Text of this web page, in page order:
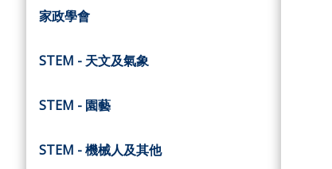
家政學會
STEM - 天文及氣象
STEM - 園藝
STEM - 機械人及其他